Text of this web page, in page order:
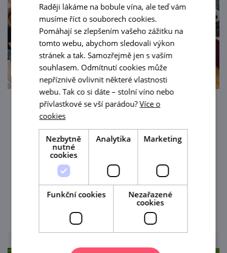
Ochutnávka vín VOC Znojmo u rotundy sv.
11. 9. — 12. 9. '26
Akce se koná v rámci Znojemského
historického vinobraní
prohlédnout
Raději lákáme na bobule vína, ale teď vám
musíme říct o souborech cookies.
Pomáhají se zlepšením vašeho zážitku na
tomto webu, abychom sledovali výkon
stránek a tak. Samozřejmě jen s vaším
souhlasem. Odmítnutí cookies může
nepříznivě ovlivnit některé vlastnosti
webu. Tak co si dáte – stolní víno nebo
přívlastkové se vší parádou?Více o
cookies
Nezbytně
nutné
cookies
Analytika Marketing
Funkční cookies
Nezařazené
cookies